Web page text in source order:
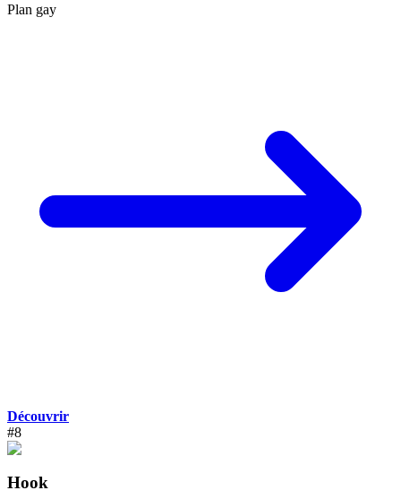
Plan gay
Découvrir
#8
Hook